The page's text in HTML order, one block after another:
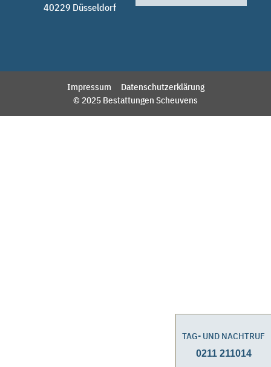
TAG- UND NACHTRUF
0211 211014
40229 Düsseldorf
Impressum
Datenschutzerklärung
© 2025 Bestattungen Scheuvens